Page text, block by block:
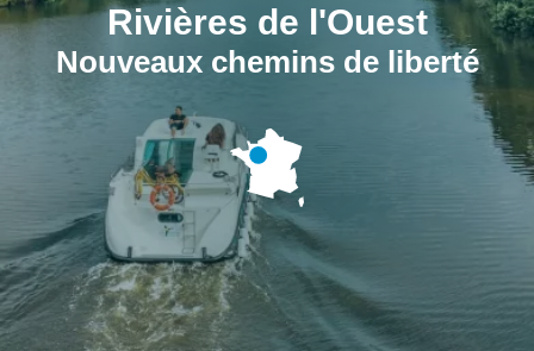
Rivières de l'Ouest
Nouveaux chemins de liberté